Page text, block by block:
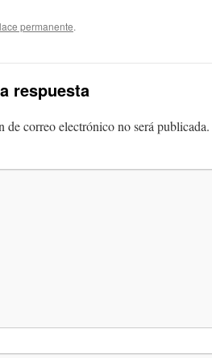
permanente.
respuesta
de correo electrónico no será publicada.